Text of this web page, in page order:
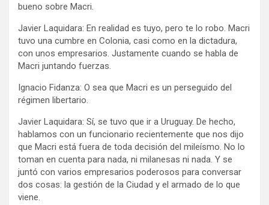
bueno sobre Macri.
Javier Laquidara: En realidad es tuyo, pero te lo robo. Macri
tuvo una cumbre en Colonia, casi como en la dictadura,
con unos empresarios. Justamente cuando se habla de
Macri juntando fuerzas.
Ignacio Fidanza: O sea que Macri es un perseguido del
régimen libertario.
Javier Laquidara: Sí, se tuvo que ir a Uruguay. De hecho,
hablamos con un funcionario recientemente que nos dijo
que Macri está fuera de toda decisión del mileísmo. No lo
toman en cuenta para nada, ni milanesas ni nada. Y se
juntó con varios empresarios poderosos para conversar
dos cosas: la gestión de la Ciudad y el armado de lo que
viene.